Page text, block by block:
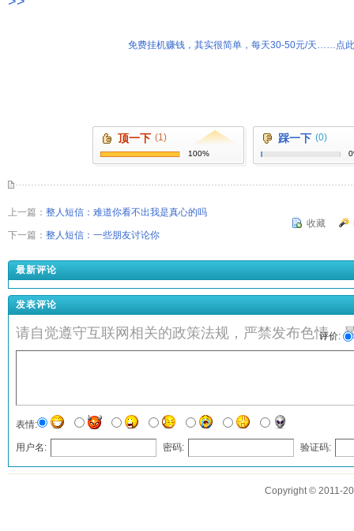
免费挂机赚钱，其实很简单，每天30-50元/天……点
顶一下 (1)
100%
踩一下 (0)
上一篇： 整人短信：难道你看不出我是真心的吗
下一篇： 整人短信：一些朋友讨论你
收藏
最新评论
发表评论
请自觉遵守互联网相关的政策法规，严禁发布色情、
评价:
表情:
用户名: 密码: 验证码:
发表评论
Copyright © 2011-